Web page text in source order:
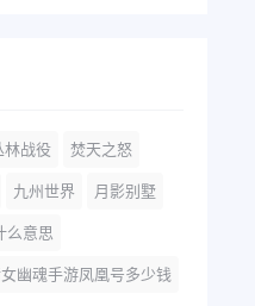
林战役 焚天之怒
九州世界 月影别墅
么意思
幽魂手游凤凰号多少钱